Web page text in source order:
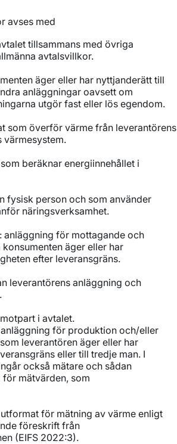
avses med
tillsammans med övriga
avtalsvillkor.
äger eller har nyttjanderätt till
anläggningar oavsett om
utgör fast eller lös egendom.
som överför värme från leverantörens
värmesystem.
beräknar energiinnehållet i
fysisk person och som använder
näringsverksamhet.
anläggning för mottagande och
äger eller har
efter leveransgräns.
leverantörens anläggning och
i avtalet.
för produktion och/eller
leverantören äger eller har
eller till tredje man. I
också mätare och sådan
mätvärden, som
för mätning av värme enligt
föreskrift från
(EIFS 2022:3).